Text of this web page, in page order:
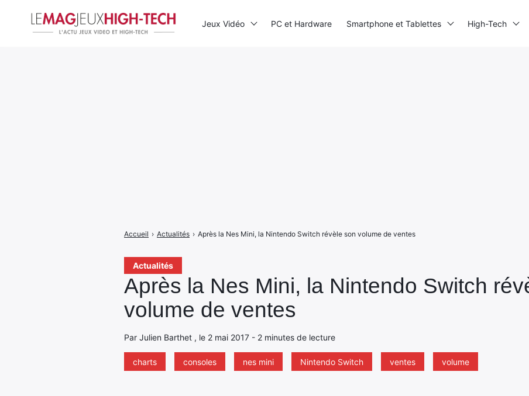
Actualités
Après la Nes Mini, la Nintendo Switch
volume de ventes
Par Julien Barthet , le 2 mai 2017 - 2 minutes de lecture
charts consoles nes mini Nintendo Switch ventes volume
Accueil › Actualités › Après la Nes Mini, la Nintendo Switch révèle son volume de ventes
Jeux Vidéo PC et Hardware Smartphone et Tablettes High-Tech